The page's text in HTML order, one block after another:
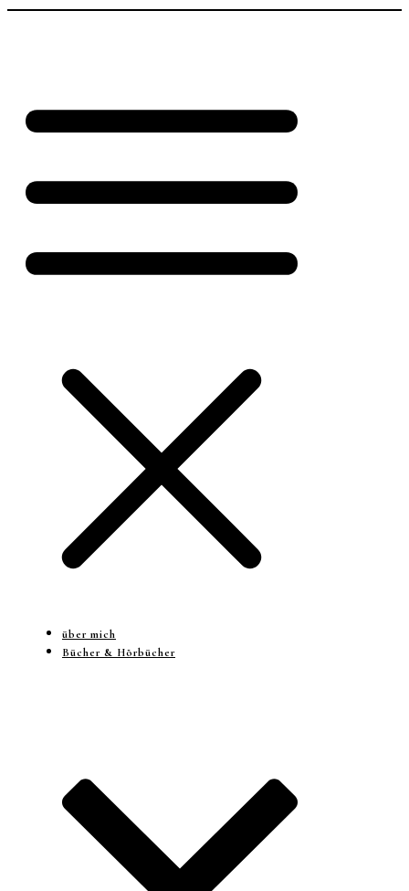
über mich
Bücher & Hörbücher